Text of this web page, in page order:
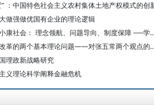
：中国特色社会主义农村集体土地产权模式的创
做强做优国有企业的理论逻辑
顾钰民：全面建成小康社会： 理念领
顾钰民：中国经济改革的两
理政新战略研究
义理论科学阐释金融危机